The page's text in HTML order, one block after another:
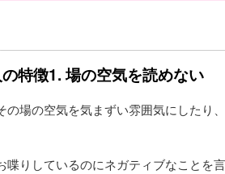
特徴1. 場の空気を読めない
の場の空気を気まずい雰囲気にしたり
喋りしているのにネガティブなことを